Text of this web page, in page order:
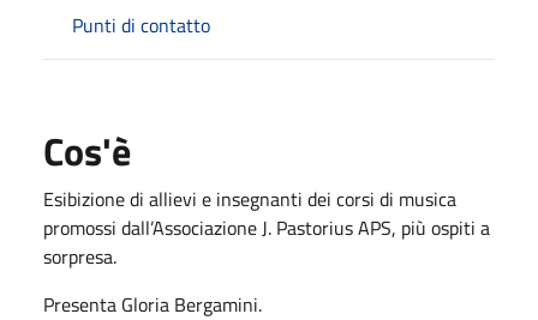
Punti di contatto
Cos'è
Esibizione di allievi e insegnanti dei corsi di musica
promossi dall’Associazione J. Pastorius APS, più ospiti a
sorpresa.
Presenta Gloria Bergamini.